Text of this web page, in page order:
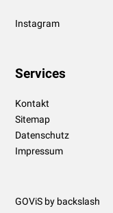
Instagram
Services
Kontakt
Sitemap
Datenschutz
Impressum
GOViS by backslash